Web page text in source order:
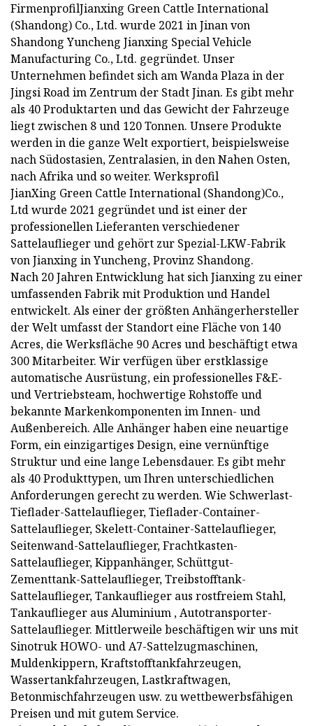
FirmenprofilJianxing Green Cattle International
(Shandong) Co., Ltd. wurde 2021 in Jinan von
Shandong Yuncheng Jianxing Special Vehicle
Manufacturing Co., Ltd. gegründet. Unser
Unternehmen befindet sich am Wanda Plaza in der
Jingsi Road im Zentrum der Stadt Jinan. Es gibt mehr
als 40 Produktarten und das Gewicht der Fahrzeuge
liegt zwischen 8 und 120 Tonnen. Unsere Produkte
werden in die ganze Welt exportiert, beispielsweise
nach Südostasien, Zentralasien, in den Nahen Osten,
nach Afrika und so weiter. Werksprofil
JianXing Green Cattle International (Shandong)Co.,
Ltd wurde 2021 gegründet und ist einer der
professionellen Lieferanten verschiedener
Sattelauflieger und gehört zur Spezial-LKW-Fabrik
von Jianxing in Yuncheng, Provinz Shandong.
Nach 20 Jahren Entwicklung hat sich Jianxing zu einer
umfassenden Fabrik mit Produktion und Handel
entwickelt. Als einer der größten Anhängerhersteller
der Welt umfasst der Standort eine Fläche von 140
Acres, die Werksfläche 90 Acres und beschäftigt etwa
300 Mitarbeiter. Wir verfügen über erstklassige
automatische Ausrüstung, ein professionelles F&E-
und Vertriebsteam, hochwertige Rohstoffe und
bekannte Markenkomponenten im Innen- und
Außenbereich. Alle Anhänger haben eine neuartige
Form, ein einzigartiges Design, eine vernünftige
Struktur und eine lange Lebensdauer. Es gibt mehr
als 40 Produkttypen, um Ihren unterschiedlichen
Anforderungen gerecht zu werden. Wie Schwerlast-
Tieflader-Sattelauflieger, Tieflader-Container-
Sattelauflieger, Skelett-Container-Sattelauflieger,
Seitenwand-Sattelauflieger, Frachtkasten-
Sattelauflieger, Kippanhänger, Schüttgut-
Zementtank-Sattelauflieger, Treibstofftank-
Sattelauflieger, Tankauflieger aus rostfreiem Stahl,
Tankauflieger aus Aluminium , Autotransporter-
Sattelauflieger. Mittlerweile beschäftigen wir uns mit
Sinotruk HOWO- und A7-Sattelzugmaschinen,
Muldenkippern, Kraftstofftankfahrzeugen,
Wassertankfahrzeugen, Lastkraftwagen,
Betonmischfahrzeugen usw. zu wettbewerbsfähigen
Preisen und mit gutem Service.